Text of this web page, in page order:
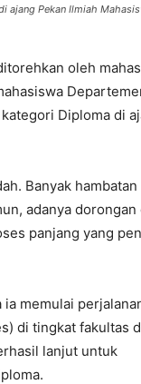
ajang Pekan Ilmiah
oleh
Diploma di
Banyak hambatan
adanya dorongan
panjang yang
memulai
di tingkat fakultas
lanjut untuk